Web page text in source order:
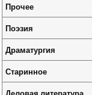
Прочее
Поэзия
Драматургия
Старинное